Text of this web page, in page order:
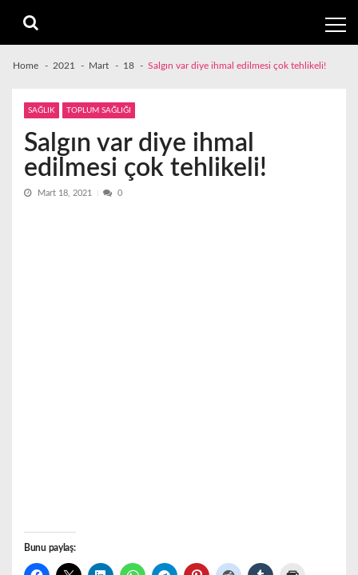
navigation
content
Home 2021 Mart 18 Salgın var diye ihmal edilmesi çok tehlikeli!
SAĞLIK TOPLUM SAĞLIĞI
Salgın var diye ihmal
edilmesi çok tehlikeli!
Mart 18, 2021 0
Bunu paylaş: